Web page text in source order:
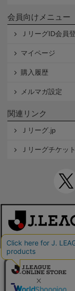
会員向けメニュー
ＪリーグID会員
マイページ
購入履歴
メルマガ設定
関連リンク
Ｊリーグ.jp
Ｊリーグチケット
本サイトで使用して
© JAPAN